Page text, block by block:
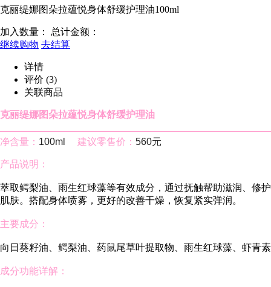
克丽缇娜图朵拉蕴悦身体舒缓护理油100ml
加入数量： 总计金额：
继续购物 去结算
详情
评价 (3)
关联商品
克丽缇娜图朵拉蕴悦身体舒缓护理油
净含量： 100ml 建议零售价： 560元
产品说明：
萃取鳄梨油、雨生红球藻等有效成分，通过抚触帮助滋润、修护
肌肤。搭配身体喷雾，更好的改善干燥，恢复紧实弹润。
主要成分：
向日葵籽油、鳄梨油、药鼠尾草叶提取物、雨生红球藻、虾青素
成分功能详解：